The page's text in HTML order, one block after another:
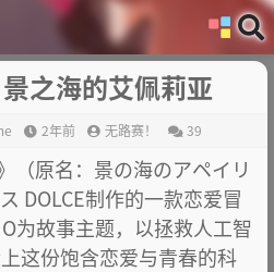
景之海的艾佩莉亚
2年前 无路赛！ 39
（原名：景の海のアペイリ
DOLCE制作的一款恋爱冒
为故事主题，以拯救人工智
这份饱含恋爱与青春的科